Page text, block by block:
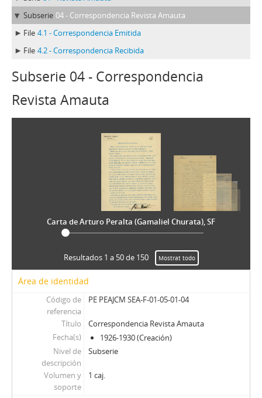
Subserie 04 - Correspondencia Revista Amauta
File 4.1 - Correspondencia Emitida
File 4.2 - Correspondencia Recibida
Subserie 04 - Correspondencia
Revista Amauta
Carta de Arturo Peralta (Gamaliel Churata), SF
Resultados 1 a 50 de 150 Mostrat todo
Área de identidad
Código de
referencia
PE PEAJCM SEA-F-01-05-01-04
Título
Correspondencia Revista Amauta
Fecha(s)
1926-1930 (Creación)
Nivel de
descripción
Subserie
Volumen y
soporte
1 caj.